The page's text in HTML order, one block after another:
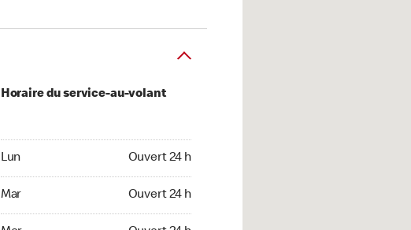
Horaire du service-au-volant
Lun Ouvert 24 h
Mar Ouvert 24 h